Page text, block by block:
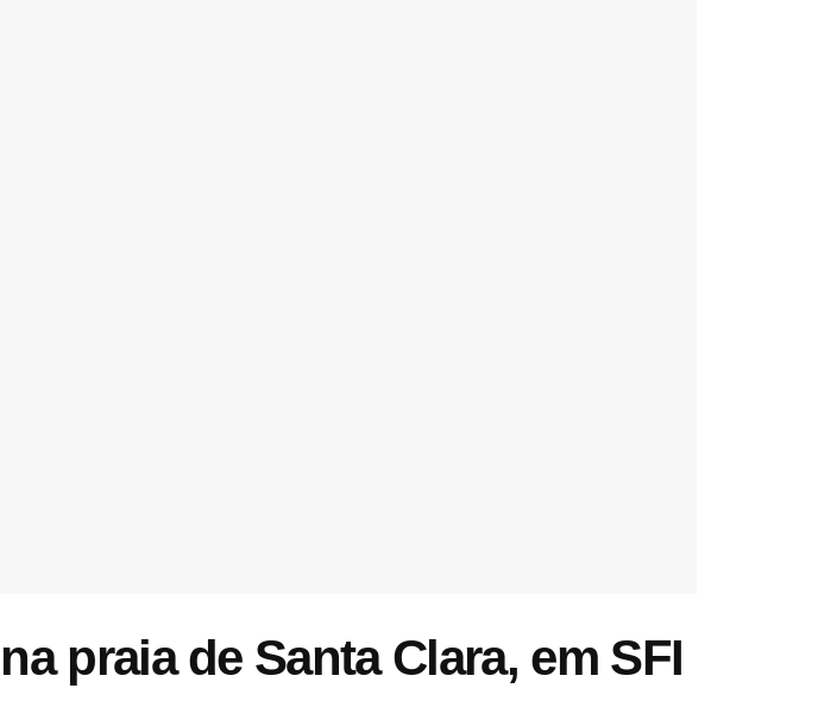
praia de Santa Clara, em SFI